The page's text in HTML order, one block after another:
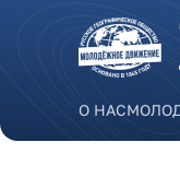
О НАС